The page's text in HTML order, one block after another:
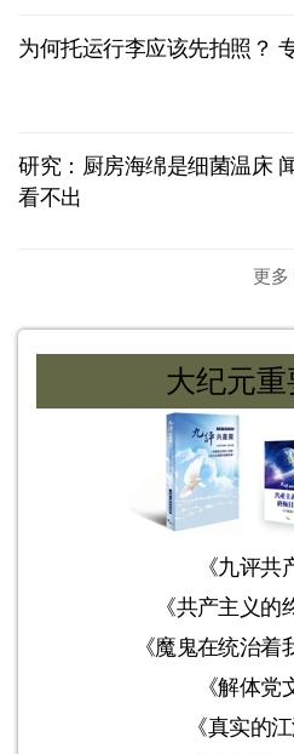
为何托运行李应该先拍照？
研究：厨房海绵是细菌温床
看不出
更多
大纪元
《九评共
《共产主义的
《魔鬼在统治着
《解体党
《真实的